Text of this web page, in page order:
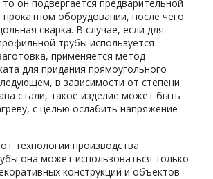
то он подвергается предварительной
оборудовании, после чего
сварка. В случае, если для
трубы используется
применяется метод
для придания прямоугольного
в зависимости от степени
стали, такое изделие может быть
с целью ослабить напряжение
технологии производства
она может использоваться только
конструкций и объектов